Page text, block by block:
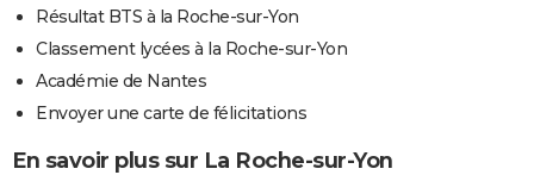
Résultat BTS à la Roche-sur-Yon
Classement lycées à la Roche-sur-Yon
Académie de Nantes
Envoyer une carte de félicitations
En savoir plus sur La Roche-sur-Yon